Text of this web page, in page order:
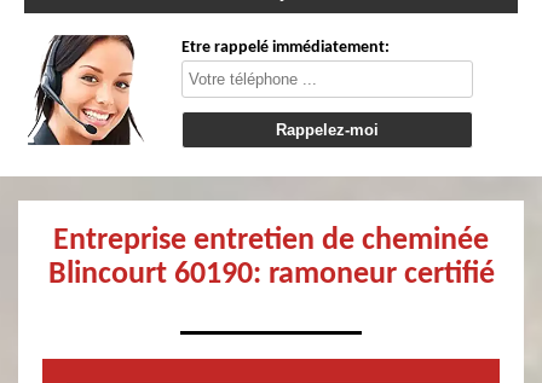
Etre rappelé immédiatement:
Entreprise entretien de cheminée
Blincourt 60190: ramoneur certifié